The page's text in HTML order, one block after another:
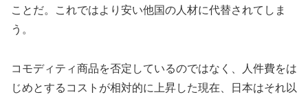
ことだ。これではより安い他国の人材に代替されてしま
う。
コモディティ商品を否定しているのではなく、人件費をは
じめとするコストが相対的に上昇した現在、日本はそれ以